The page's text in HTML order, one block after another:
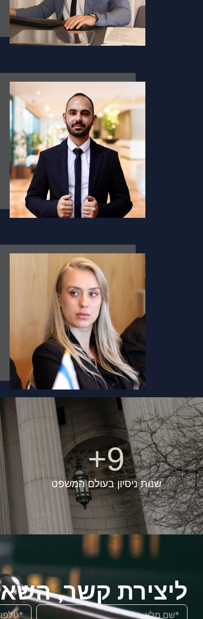
שנות ניסיון בעולם המשפט
9
+
ליצירת קשר,